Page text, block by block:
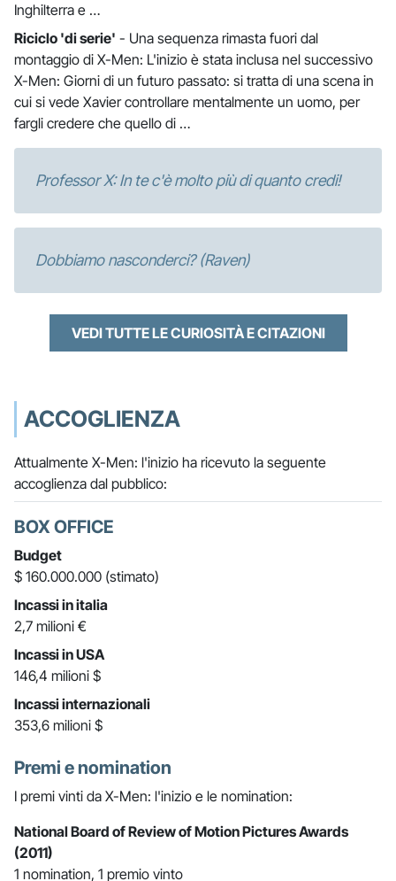
Inghilterra e …
Riciclo 'di serie' - Una sequenza rimasta fuori dal
montaggio di X-Men: L'inizio è stata inclusa nel successivo
X-Men: Giorni di un futuro passato: si tratta di una scena in
cui si vede Xavier controllare mentalmente un uomo, per
fargli credere che quello di …
Professor X: In te c'è molto più di quanto credi!
Dobbiamo nasconderci? (Raven)
VEDI TUTTE LE CURIOSITÀ E CITAZIONI
ACCOGLIENZA
Attualmente X-Men: l'inizio ha ricevuto la seguente
accoglienza dal pubblico:
BOX OFFICE
Budget
$ 160.000.000 (stimato)
Incassi in italia
2,7 milioni €
Incassi in USA
146,4 milioni $
Incassi internazionali
353,6 milioni $
Premi e nomination
I premi vinti da X-Men: l'inizio e le nomination:
National Board of Review of Motion Pictures Awards
(2011)
1 nomination, 1 premio vinto